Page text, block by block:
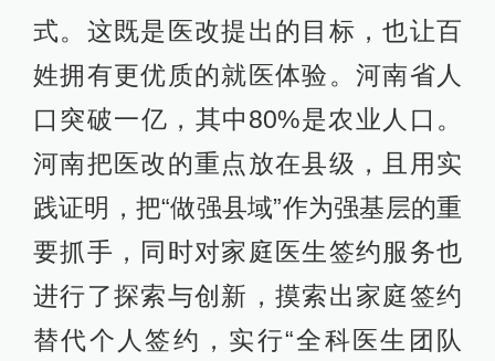
式。这既是医改提出的目标，也让百
姓拥有更优质的就医体验。河南省人
口突破一亿，其中80%是农业人口。
河南把医改的重点放在县级，且用实
践证明，把“做强县域”作为强基层的重
要抓手，同时对家庭医生签约服务也
进行了探索与创新，摸索出家庭签约
替代个人签约，实行“全科医生团队